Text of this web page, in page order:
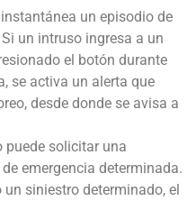
un episodio de
un intruso ingresa a un
el botón durante
se activa un alerta que
desde donde se avisa a
puede solicitar una
emergencia determinada.
siniestro determinado, el